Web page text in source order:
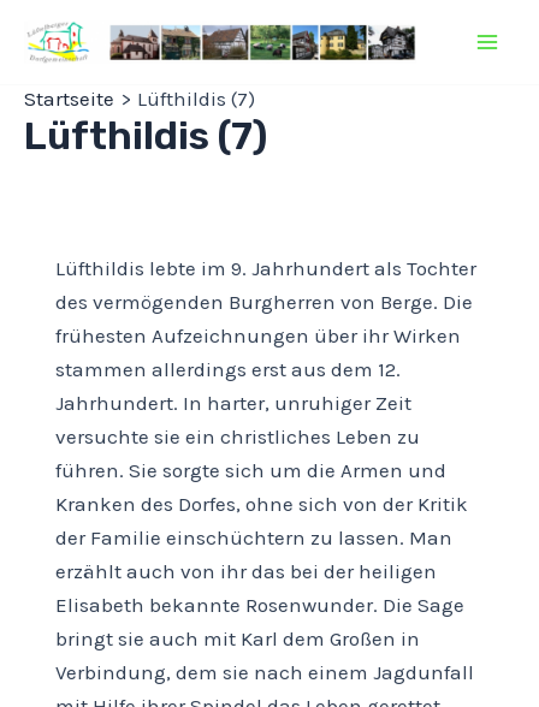
Inhalt
Startseite Lüfthildis (7)
Lüfthildis (7)
Lüfthildis lebte im 9. Jahrhundert als Tochter
des vermögenden Burgherren von Berge. Die
frühesten Aufzeichnungen über ihr Wirken
stammen allerdings erst aus dem 12.
Jahrhundert. In harter, unruhiger Zeit
versuchte sie ein christliches Leben zu
führen. Sie sorgte sich um die Armen und
Kranken des Dorfes, ohne sich von der Kritik
der Familie einschüchtern zu lassen. Man
erzählt auch von ihr das bei der heiligen
Elisabeth bekannte Rosenwunder. Die Sage
bringt sie auch mit Karl dem Großen in
Verbindung, dem sie nach einem Jagdunfall